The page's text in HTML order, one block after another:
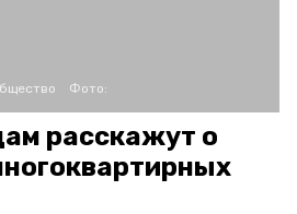
Фото:
расскажут о